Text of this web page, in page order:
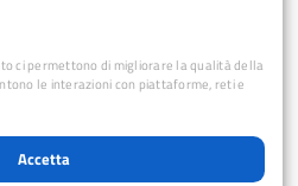
ci permettono di migliorare la qualità della
le interazioni con piattaforme, reti e
Accetta